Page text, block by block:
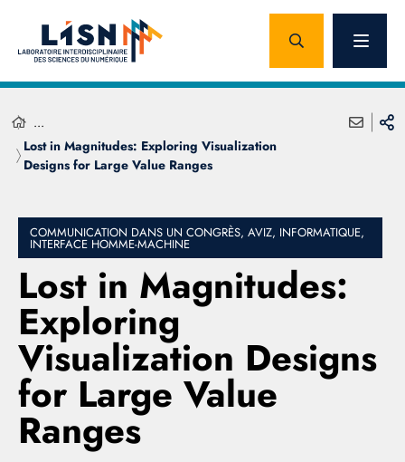
...
Lost in Magnitudes: Exploring Visualization
Designs for Large Value Ranges
COMMUNICATION DANS UN CONGRÈS, AVIZ, INFORMATIQUE,
INTERFACE HOMME-MACHINE
Lost in Magnitudes:
Exploring
Visualization Designs
for Large Value
Ranges